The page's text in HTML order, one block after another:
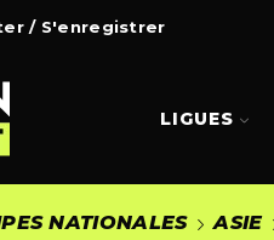
/ S'enregistrer
Go Shop
LIGUES
NATIONALES ASIE